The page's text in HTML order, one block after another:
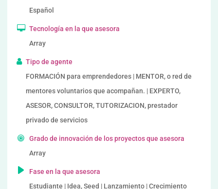
Español
Tecnología en la que asesora
Array
Tipo de agente
FORMACIÓN para emprendedores | MENTOR, o red de
mentores voluntarios que acompañan. | EXPERTO,
ASESOR, CONSULTOR, TUTORIZACION, prestador
privado de servicios
Grado de innovación de los proyectos que asesora
Array
Fase en la que asesora
Estudiante | Idea, Seed | Lanzamiento | Crecimiento